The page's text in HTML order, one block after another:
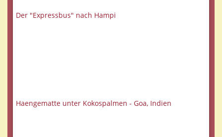
Der "Expressbus" nach Hampi
Haengematte unter Kokospalmen - Goa, Indien